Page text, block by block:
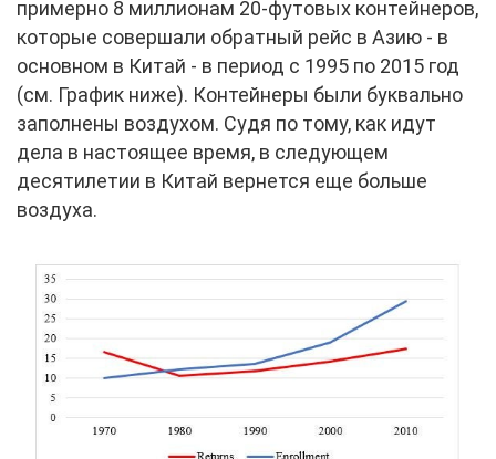
примерно 8 миллионам 20-футовых контейнеров,
которые совершали обратный рейс в Азию - в
основном в Китай - в период с 1995 по 2015 год
(см. График ниже). Контейнеры были буквально
заполнены воздухом. Судя по тому, как идут
дела в настоящее время, в следующем
десятилетии в Китай вернется еще больше
воздуха.